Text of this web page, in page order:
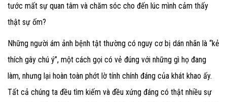
tước mất sự quan tâm và chăm sóc cho đến lúc mình cảm thấy
thật sự ốm?
Những người ám ảnh bệnh tật thường có nguy cơ bị dán nhãn là “kẻ
thích gây chú ý”, một cách gọi có vẻ đúng với những gì họ đang
làm, nhưng lại hoàn toàn phớt lờ tính chính đáng của khát khao ấy.
Tất cả chúng ta đều tìm kiếm và đều xứng đáng có thật nhiều sự